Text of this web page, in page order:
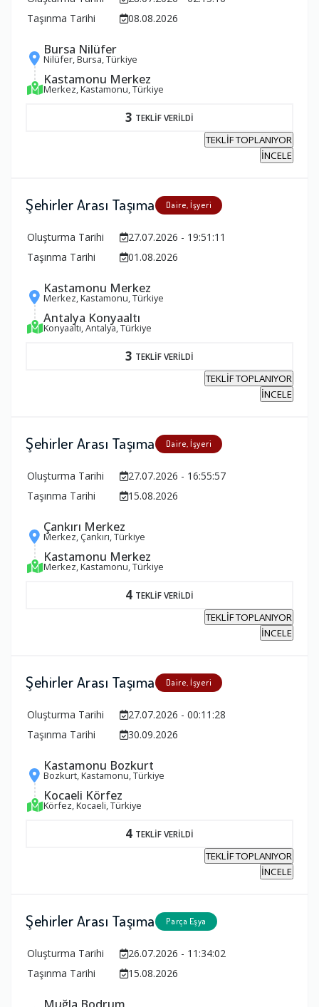
Taşınma Tarihi
08.08.2026
Bursa Nilüfer
Nilüfer, Bursa, Türkiye
Kastamonu Merkez
Merkez, Kastamonu, Türkiye
3 TEKLİF VERİLDİ
TEKLİF TOPLANIYOR
İNCELE
Şehirler Arası Taşıma Daire, İşyeri
Oluşturma Tarihi
27.07.2026 - 19:51:11
Taşınma Tarihi
01.08.2026
Kastamonu Merkez
Merkez, Kastamonu, Türkiye
Antalya Konyaaltı
Konyaaltı, Antalya, Türkiye
3 TEKLİF VERİLDİ
TEKLİF TOPLANIYOR
İNCELE
Şehirler Arası Taşıma Daire, İşyeri
Oluşturma Tarihi
27.07.2026 - 16:55:57
Taşınma Tarihi
15.08.2026
Çankırı Merkez
Merkez, Çankırı, Türkiye
Kastamonu Merkez
Merkez, Kastamonu, Türkiye
4 TEKLİF VERİLDİ
TEKLİF TOPLANIYOR
İNCELE
Şehirler Arası Taşıma Daire, İşyeri
Oluşturma Tarihi
27.07.2026 - 00:11:28
Taşınma Tarihi
30.09.2026
Kastamonu Bozkurt
Bozkurt, Kastamonu, Türkiye
Kocaeli Körfez
Körfez, Kocaeli, Türkiye
4 TEKLİF VERİLDİ
TEKLİF TOPLANIYOR
İNCELE
Şehirler Arası Taşıma Parça Eşya
Oluşturma Tarihi
26.07.2026 - 11:34:02
Taşınma Tarihi
15.08.2026